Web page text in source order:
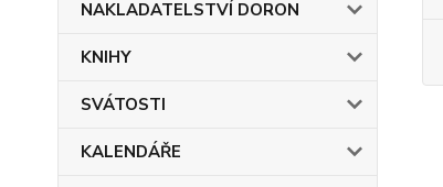
NAKLADATELSTVÍ DORON
KNIHY
SVÁTOSTI
KALENDÁŘE